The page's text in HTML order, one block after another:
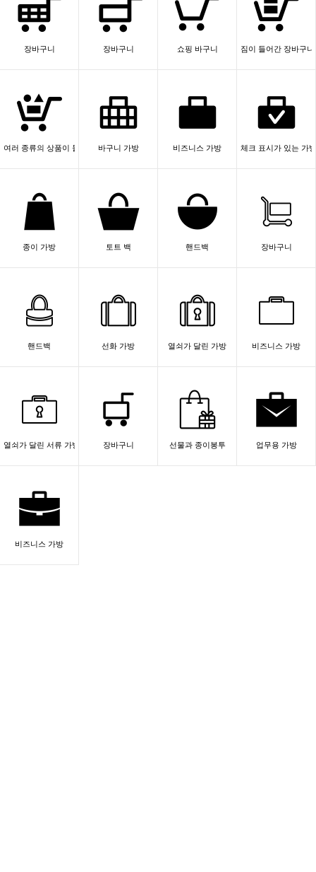
장바구니 장바구니 쇼핑 바구니 짐이 들어간 장바구니
여러 종류의 상품이 들어있는 장바구니
바구니 가방 비즈니스 가방 체크 표시가 있는 가방
종이 가방 토트 백 핸드백 장바구니
핸드백 선화 가방 열쇠가 달린 가방 비즈니스 가방
열쇠가 달린 서류 가방 장바구니 선물과 종이봉투 업무용 가방
비즈니스 가방